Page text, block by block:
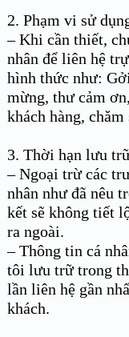
2. Phạm vi sử
– Khi cần thiết,
nhân để liên hệ
hình thức như:
mừng, thư cảm
khách hàng,
3. Thời hạn lưu
– Ngoại trừ các
nhân như đã nêu
kết sẽ không tiết
ra ngoài.
– Thông tin cá
tôi lưu trữ trong
lần liên hệ gần
khách.